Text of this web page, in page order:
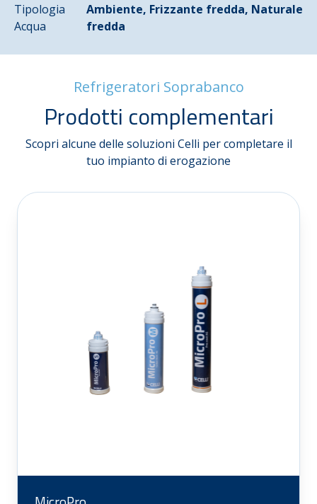
Tipologia
Acqua
Ambiente, Frizzante fredda, Naturale
fredda
Refrigeratori Soprabanco
Prodotti complementari
Scopri alcune delle soluzioni Celli per completare il
tuo impianto di erogazione